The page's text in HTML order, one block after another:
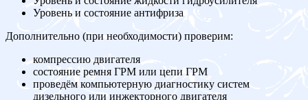
Уровень и состояние антифриза
Дополнительно (при необходимости) проверим:
компрессию двигателя
состояние ремня ГРМ или цепи ГРМ
проведём компьютерную диагностику систем
дизельного или инжекторного двигателя